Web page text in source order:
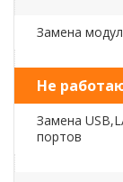
Замена
Не
Замена
портов